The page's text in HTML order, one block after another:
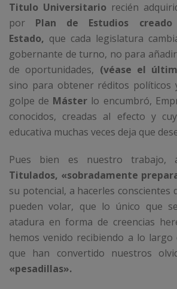
Titulo Universitario recién
por Plan de Estudios
Estado, que cada legislatura
gobernante de turno, no para
de oportunidades, (véase el
sino para obtener réditos políticos
golpe de Máster lo encumbró,
conocidos, creadas al efecto y
educativa muchas veces deja que
Pues bien es nuestro trabajo,
Titulados, «sobradamente
su potencial, a hacerles conscientes
pueden volar, que lo único que
atadura en forma de creencias
hemos venido recibiendo a lo
que han convertido nuestros
«pesadillas».